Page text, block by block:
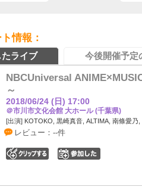
情報：
ライブ 今後開催予定
NBCUniversal
～
2018/06/24 (日) 17:00
＠市川市文化会館 大ホール (千葉県)
[出演] KOTOKO, 黒崎真音, ALTIMA, 南條愛
レビュー：--件